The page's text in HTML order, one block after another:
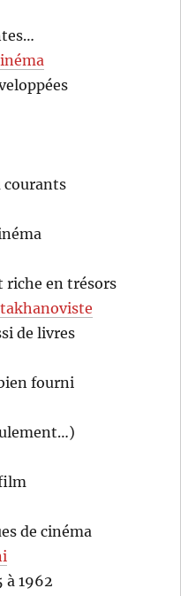
courants
riche en trésors
de livres
fourni
de cinéma
à 1962